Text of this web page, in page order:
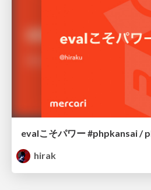
evalこそパワー #phpkansai /
hirak